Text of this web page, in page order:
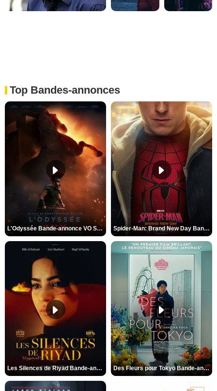
Top Bandes-annonces
L'Odyssée Bande-annonce VO STFR Spider-Man: Brand New Day Bande-annonce VO STFR
Les Silences de Riyad Bande-annonce VO STFR Des Fleurs pour Tokyo Bande-annonce VO STFR